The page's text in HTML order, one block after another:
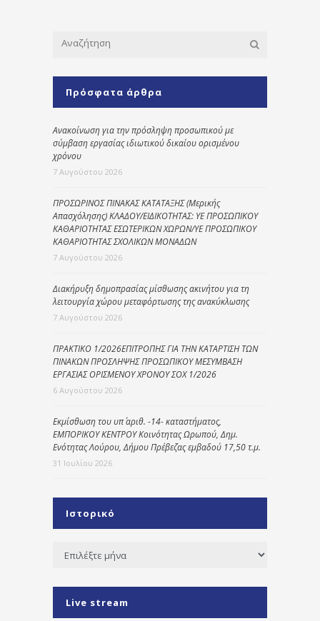
Πρόσφατα άρθρα
Ανακοίνωση για την πρόσληψη προσωπικού με
σύμβαση εργασίας ιδιωτικού δικαίου ορισμένου
χρόνου
7 Αυγούστου 2026
ΠΡΟΣΩΡΙΝΟΣ ΠΙΝΑΚΑΣ ΚΑΤΑΤΑΞΗΣ (Μερικής
Απασχόλησης) ΚΛΑΔΟΥ/ΕΙΔΙΚΟΤΗΤΑΣ: ΥΕ ΠΡΟΣΩΠΙΚΟΥ
ΚΑΘΑΡΙΟΤΗΤΑΣ ΕΣΩΤΕΡΙΚΩΝ ΧΩΡΩΝ/ΥΕ ΠΡΟΣΩΠΙΚΟΥ
ΚΑΘΑΡΙΟΤΗΤΑΣ ΣΧΟΛΙΚΩΝ ΜΟΝΑΔΩΝ
7 Αυγούστου 2026
Διακήρυξη δημοπρασίας μίσθωσης ακινήτου για τη
λειτουργία χώρου μεταφόρτωσης της ανακύκλωσης
7 Αυγούστου 2026
ΠΡΑΚΤΙΚΟ 1/2026ΕΠΙΤΡΟΠΗΣ ΓΙΑ ΤΗΝ ΚΑΤΑΡΤΙΣΗ ΤΩΝ
ΠΙΝΑΚΩΝ ΠΡΟΣΛΗΨΗΣ ΠΡΟΣΩΠΙΚΟΥ ΜΕΣΥΜΒΑΣΗ
ΕΡΓΑΣΙΑΣ ΟΡΙΣΜΕΝΟΥ ΧΡΟΝΟΥ ΣΟΧ 1/2026
6 Αυγούστου 2026
Εκμίσθωση του υπ΄ αριθ. -14- καταστήματος,
ΕΜΠΟΡΙΚΟΥ ΚΕΝΤΡΟΥ Κοινότητας Ωρωπού, Δημ.
Ενότητας Λούρου, Δήμου Πρέβεζας εμβαδού 17,50 τ.μ.
31 Ιουλίου 2026
Ιστορικό
Ιστορικό
Live stream